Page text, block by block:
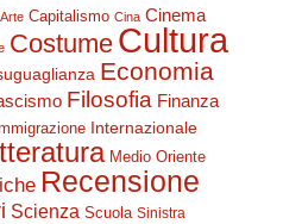
Arte Capitalismo Cina Cinema
Costume Cultura
Economia
Filosofia Finanza
Internazionale
Medio Oriente
Recensione
Scienza Scuola Sinistra